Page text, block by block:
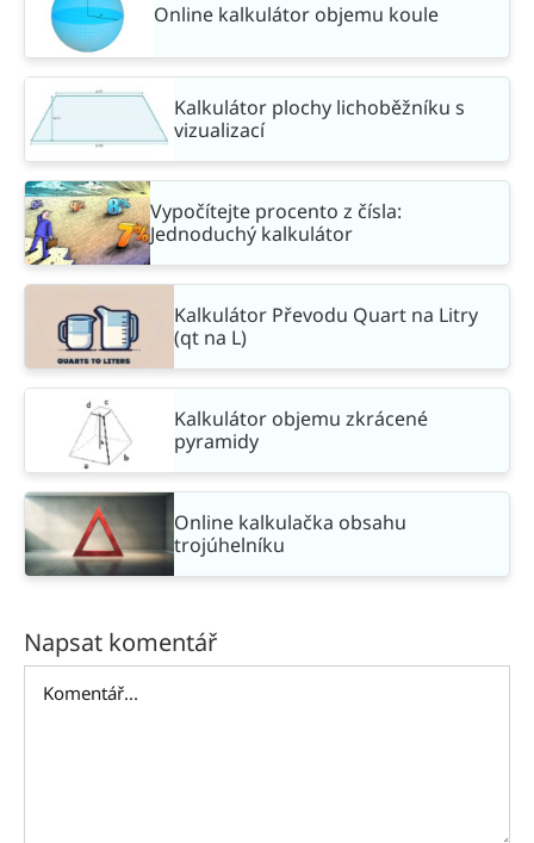
Online kalkulátor objemu koule
Kalkulátor plochy lichoběžníku s
vizualizací
Vypočítejte procento z čísla:
Jednoduchý kalkulátor
Kalkulátor Převodu Quart na Litry
(qt na L)
Kalkulátor objemu zkrácené
pyramidy
Online kalkulačka obsahu
trojúhelníku
Napsat komentář